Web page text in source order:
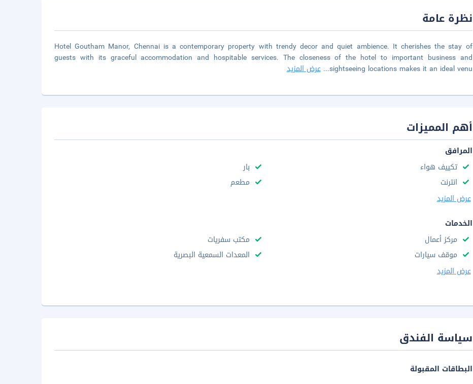
نظرة عامة
Hotel Goutham Manor, Chennai is a contemporary property with trendy decor and quiet ambience. It cherishes the stay of
guests with its graceful accommodation and hospitable services. The closeness of the hotel to important business and
sightseeing locations makes it an ideal venu
...عرض المزيد
أهم المميزات
المرافق
تكييف هواء
بار
انترنت
مطعم
عرض المزيد
الخدمات
مركز أعمال
مكتب سفريات
موقف سيارات
المعدات السمعية البصرية
عرض المزيد
سياسة الفندق
البطاقات المقبولة